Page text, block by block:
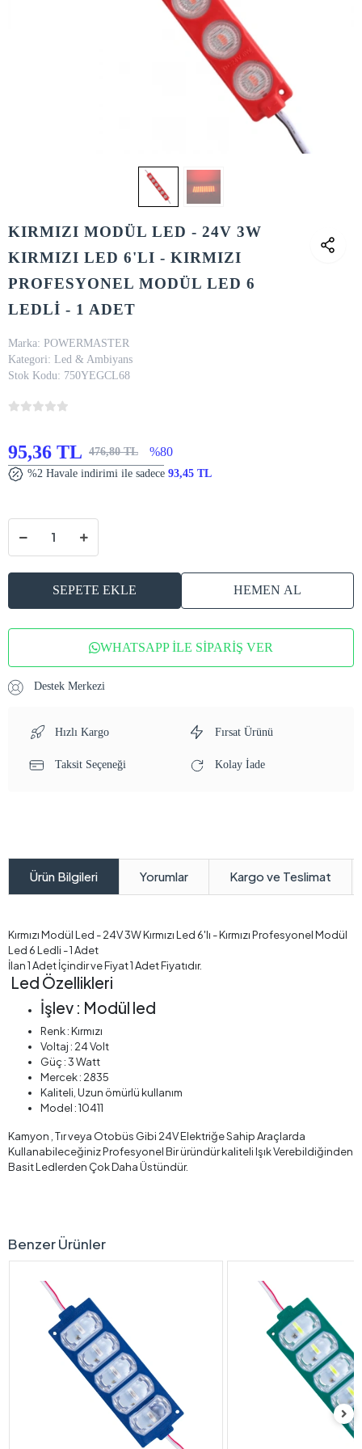
KIRMIZI MODÜL LED - 24V 3W
KIRMIZI LED 6'LI - KIRMIZI
PROFESYONEL MODÜL LED 6
LEDLİ - 1 ADET
Marka: POWERMASTER
Kategori: Led & Ambiyans
Stok Kodu: 750YEGCL68
95,36 TL 476,80 TL %80
%2 Havale indirimi ile sadece 93,45 TL
SEPETE EKLE HEMEN AL
WHATSAPP İLE SİPARİŞ VER
Destek Merkezi
Hızlı Kargo Fırsat Ürünü
Taksit Seçeneği Kolay İade
Ürün Bilgileri Yorumlar Kargo ve Teslimat
Kırmızı Modül Led - 24V 3W Kırmızı Led 6'lı - Kırmızı Profesyonel Modül
Led 6 Ledli - 1 Adet
İlan 1 Adet İçindir ve Fiyat 1 Adet Fiyatıdır.
Led Özellikleri
İşlev : Modül led
Renk : Kırmızı
Voltaj : 24 Volt
Güç : 3 Watt
Mercek : 2835
Kaliteli, Uzun ömürlü kullanım
Model : 10411
Kamyon , Tır veya Otobüs Gibi 24V Elektriğe Sahip Araçlarda
Kullanabileceğiniz Profesyonel Bir üründür kaliteli Işık Verebildiğinden
Basit Ledlerden Çok Daha Üstündür.
Benzer Ürünler